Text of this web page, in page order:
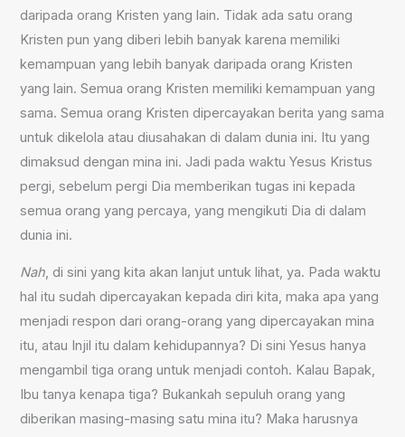
daripada orang Kristen yang lain. Tidak ada satu orang
Kristen pun yang diberi lebih banyak karena memiliki
kemampuan yang lebih banyak daripada orang Kristen
yang lain. Semua orang Kristen memiliki kemampuan yang
sama. Semua orang Kristen dipercayakan berita yang sama
untuk dikelola atau diusahakan di dalam dunia ini. Itu yang
dimaksud dengan mina ini. Jadi pada waktu Yesus Kristus
pergi, sebelum pergi Dia memberikan tugas ini kepada
semua orang yang percaya, yang mengikuti Dia di dalam
dunia ini.
Nah, di sini yang kita akan lanjut untuk lihat, ya. Pada waktu
hal itu sudah dipercayakan kepada diri kita, maka apa yang
menjadi respon dari orang-orang yang dipercayakan mina
itu, atau Injil itu dalam kehidupannya? Di sini Yesus hanya
mengambil tiga orang untuk menjadi contoh. Kalau Bapak,
Ibu tanya kenapa tiga? Bukankah sepuluh orang yang
diberikan masing-masing satu mina itu? Maka harusnya